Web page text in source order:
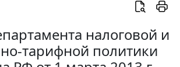
налоговой и
тарифной политики